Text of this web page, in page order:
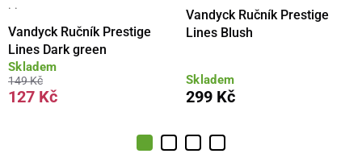
· ·
Vandyck Ručník Prestige
Lines Dark green
Skladem
149 Kč
127 Kč
Vandyck Ručník Prestige
Lines Blush
Skladem
299 Kč